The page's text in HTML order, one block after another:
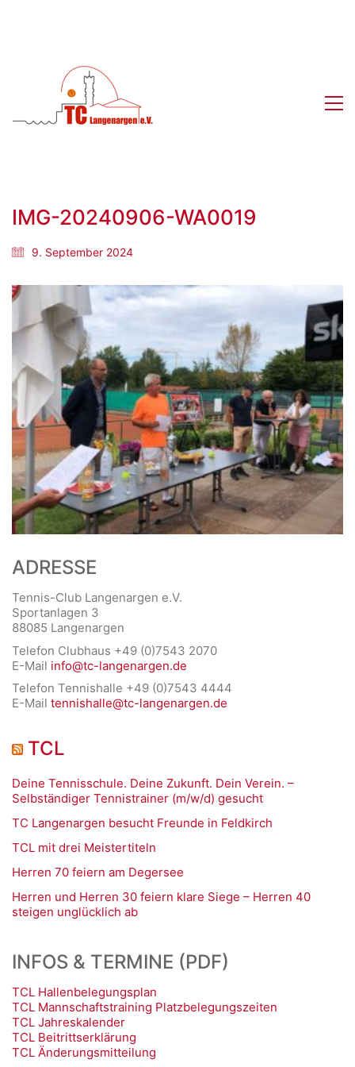
IMG-20240906-WA0019
9. September 2024
ADRESSE
Tennis-Club Langenargen e.V.
Sportanlagen 3
88085 Langenargen
Telefon Clubhaus +49 (0)7543 2070
E-Mail info@tc-langenargen.de
Telefon Tennishalle +49 (0)7543 4444
E-Mail tennishalle@tc-langenargen.de
TCL
Deine Tennisschule. Deine Zukunft. Dein Verein. –
Selbständiger Tennistrainer (m/w/d) gesucht
TC Langenargen besucht Freunde in Feldkirch
TCL mit drei Meistertiteln
Herren 70 feiern am Degersee
Herren und Herren 30 feiern klare Siege – Herren 40
steigen unglücklich ab
INFOS & TERMINE (PDF)
TCL Hallenbelegungsplan
TCL Mannschaftstraining Platzbelegungszeiten
TCL Jahreskalender
TCL Beitrittserklärung
TCL Änderungsmitteilung